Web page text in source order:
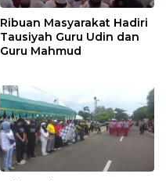
Ribuan Masyarakat Hadiri
Tausiyah Guru Udin dan
Guru Mahmud